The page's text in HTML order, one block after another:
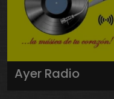
Ayer Radio